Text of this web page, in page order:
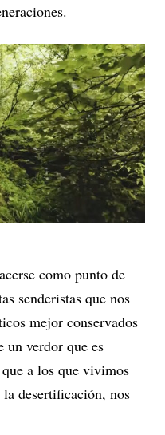
como punto de
senderistas que nos
mejor conservados
un verdor que es
a los que vivimos
desertificación, nos